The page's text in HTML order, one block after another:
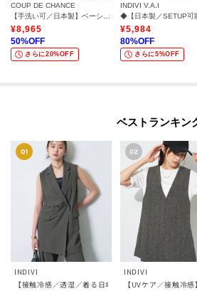
COUP DE CHANCE
¥8,965
50%OFF
さらに20%OFF
INDIVI V.A.I
¥5,984
80%OFF
さらに5%OFF
ベストランキン
INDIVI
【接触冷感／透湿／着る日傘】颯爽ジレジャケット
INDIVI
【UVケア／接触冷